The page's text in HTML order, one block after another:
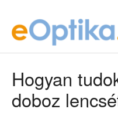
Hogyan
doboz